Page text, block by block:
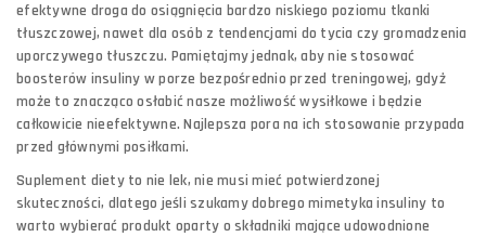
efektywne droga do osiągnięcia bardzo niskiego poziomu tkanki
tłuszczowej, nawet dla osób z tendencjami do tycia czy gromadzenia
uporczywego tłuszczu. Pamiętajmy jednak, aby nie stosować
boosterów insuliny w porze bezpośrednio przed treningowej, gdyż
może to znacząco osłabić nasze możliwość wysiłkowe i będzie
całkowicie nieefektywne. Najlepsza pora na ich stosowanie przypada
przed głównymi posiłkami.
Suplement diety to nie lek, nie musi mieć potwierdzonej
skuteczności, dlatego jeśli szukamy dobrego mimetyka insuliny to
warto wybierać produkt oparty o składniki mające udowodnione